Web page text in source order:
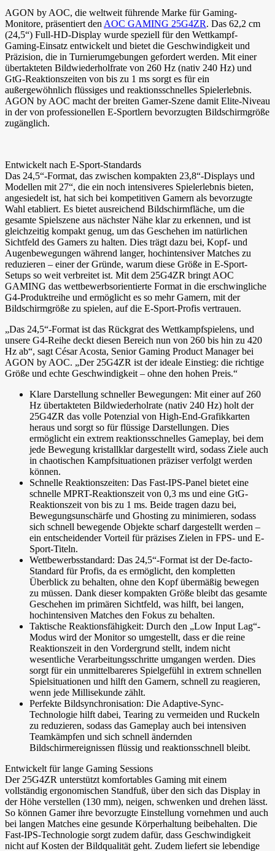
AGON by AOC, die weltweit führende Marke für Gaming-
Monitore, präsentiert denAOC GAMING 25G4ZR. Das 62,2 cm
(24,5“) Full-HD-Display wurde speziell für den Wettkampf-
Gaming-Einsatz entwickelt und bietet die Geschwindigkeit und
Präzision, die in Turnierumgebungen gefordert werden. Mit einer
übertakteten Bildwiederholfrate von 260 Hz (nativ 240 Hz) und
GtG-Reaktionszeiten von bis zu 1 ms sorgt es für ein
außergewöhnlich flüssiges und reaktionsschnelles Spielerlebnis.
AGON by AOC macht der breiten Gamer-Szene damit Elite-Niveau
in der von professionellen E-Sportlern bevorzugten Bildschirmgröße
zugänglich.
Entwickelt nach E-Sport-Standards
Das 24,5“-Format, das zwischen kompakten 23,8“-Displays und
Modellen mit 27“, die ein noch intensiveres Spielerlebnis bieten,
angesiedelt ist, hat sich bei kompetitiven Gamern als bevorzugte
Wahl etabliert. Es bietet ausreichend Bildschirmfläche, um die
gesamte Spielszene aus nächster Nähe klar zu erkennen, und ist
gleichzeitig kompakt genug, um das Geschehen im natürlichen
Sichtfeld des Gamers zu halten. Dies trägt dazu bei, Kopf- und
Augenbewegungen während langer, hochintensiver Matches zu
reduzieren – einer der Gründe, warum diese Größe in E-Sport-
Setups so weit verbreitet ist. Mit dem 25G4ZR bringt AOC
GAMING das wettbewerbsorientierte Format in die erschwingliche
G4-Produktreihe und ermöglicht es so mehr Gamern, mit der
Bildschirmgröße zu spielen, auf die E-Sport-Profis vertrauen.
„Das 24,5“-Format ist das Rückgrat des Wettkampfspielens, und
unsere G4-Reihe deckt diesen Bereich nun von 260 bis hin zu 420
Hz ab“, sagt César Acosta, Senior Gaming Product Manager bei
AGON by AOC. „Der 25G4ZR ist der ideale Einstieg: die richtige
Größe und echte Geschwindigkeit – ohne den hohen Preis.“
Klare Darstellung schneller Bewegungen: Mit einer auf 260
Hz übertakteten Bildwiederholrate (nativ 240 Hz) holt der
25G4ZR das volle Potenzial von High-End-Grafikkarten
heraus und sorgt so für flüssige Darstellungen. Dies
ermöglicht ein extrem reaktionsschnelles Gameplay, bei dem
jede Bewegung kristallklar dargestellt wird, sodass Ziele auch
in chaotischen Kampfsituationen präziser verfolgt werden
können.
Schnelle Reaktionszeiten: Das Fast-IPS-Panel bietet eine
schnelle MPRT-Reaktionszeit von 0,3 ms und eine GtG-
Reaktionszeit von bis zu 1 ms. Beide tragen dazu bei,
Bewegungsunschärfe und Ghosting zu minimieren, sodass
sich schnell bewegende Objekte scharf dargestellt werden –
ein entscheidender Vorteil für präzises Zielen in FPS- und E-
Sport-Titeln.
Wettbewerbsstandard: Das 24,5“-Format ist der De-facto-
Standard für Profis, da es ermöglicht, den kompletten
Überblick zu behalten, ohne den Kopf übermäßig bewegen
zu müssen. Dank dieser kompakten Größe bleibt das gesamte
Geschehen im primären Sichtfeld, was hilft, bei langen,
hochintensiven Matches den Fokus zu behalten.
Taktische Reaktionsfähigkeit: Durch den „Low Input Lag“-
Modus wird der Monitor so umgestellt, dass er die reine
Reaktionszeit in den Vordergrund stellt, indem nicht
wesentliche Verarbeitungsschritte umgangen werden. Dies
sorgt für ein unmittelbareres Spielgefühl in extrem schnellen
Spielsituationen und hilft den Gamern, schnell zu reagieren,
wenn jede Millisekunde zählt.
Perfekte Bildsynchronisation: Die Adaptive-Sync-
Technologie hilft dabei, Tearing zu vermeiden und Ruckeln
zu reduzieren, sodass das Gameplay auch bei intensiven
Teamkämpfen und sich schnell ändernden
Bildschirmereignissen flüssig und reaktionsschnell bleibt.
Entwickelt für lange Gaming Sessions
Der 25G4ZR unterstützt komfortables Gaming mit einem
vollständig ergonomischen Standfuß, über den sich das Display in
der Höhe verstellen (130 mm), neigen, schwenken und drehen lässt.
So können Gamer ihre bevorzugte Einstellung vornehmen und auch
bei langen Matches eine gesunde Körperhaltung beibehalten. Die
Fast-IPS-Technologie sorgt zudem dafür, dass Geschwindigkeit
nicht auf Kosten der Bildqualität geht. Zudem liefert sie lebendige